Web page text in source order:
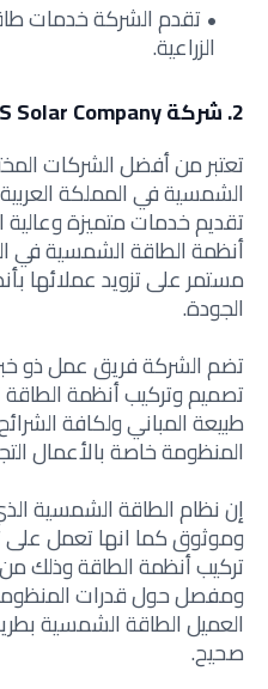
تقدم الشركة خدمات
الزراعية.
2. شركة SAS Solar Company
تعتبر من أفضل الشركات
الشمسية في المملكة
تقديم خدمات متميزة
أنظمة الطاقة الشمسية
مستمر على تزويد عملائها
الجودة.
تضم الشركة فريق عمل ذو
تصميم وتركيب أنظمة
طبيعة المباني ولكافة
المنظومة خاصة بالأعمال
إن نظام الطاقة الشمسية
وموثوق كما انها تعمل على
تركيب أنظمة الطاقة وذلك
ومفصل حول قدرات
العميل الطاقة الشمسية
صحيح.